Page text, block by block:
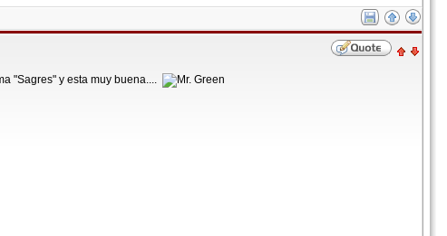
"Sagres" y esta muy buena....